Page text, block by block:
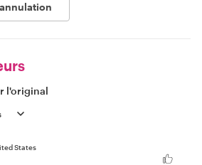
l'original
States